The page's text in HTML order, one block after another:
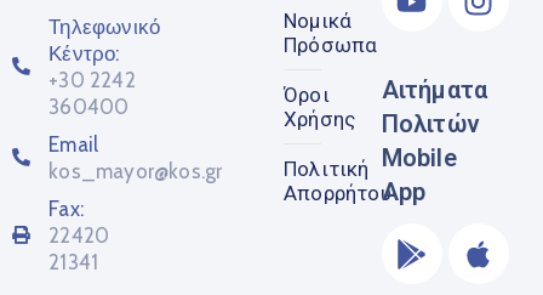
Τηλεφωνικό
Κέντρο:
+30 2242
360400
Email
kos_mayor@kos.gr
Fax:
22420
21341
Νομικά
Πρόσωπα
Όροι
Χρήσης
Πολιτική
Απορρήτου
Αιτήματα
Πολιτών
Mobile
App